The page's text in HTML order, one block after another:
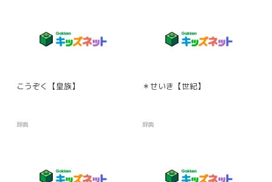
こうぞく【皇族】
辞典
＊せいき【世紀】
辞典